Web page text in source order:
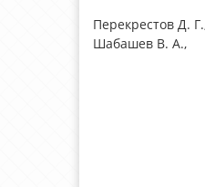
Перекрестов Д.
Шабашев В. А.,